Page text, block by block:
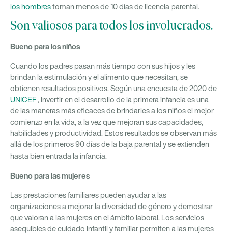
los hombrestoman menos de 10 días de licencia parental.
Son valiosos para todos los involucrados.
Bueno para los niños
Cuando los padres pasan más tiempo con sus hijos y les
brindan la estimulación y el alimento que necesitan, se
obtienen resultados positivos. Según una encuesta de 2020 de
UNICEF, invertir en el desarrollo de la primera infancia es una
de las maneras más eficaces de brindarles a los niños el mejor
comienzo en la vida, a la vez que mejoran sus capacidades,
habilidades y productividad. Estos resultados se observan más
allá de los primeros 90 días de la baja parental y se extienden
hasta bien entrada la infancia.
Bueno para las mujeres
Las prestaciones familiares pueden ayudar a las
organizaciones a mejorar la diversidad de género y demostrar
que valoran a las mujeres en el ámbito laboral. Los servicios
asequibles de cuidado infantil y familiar permiten a las mujeres